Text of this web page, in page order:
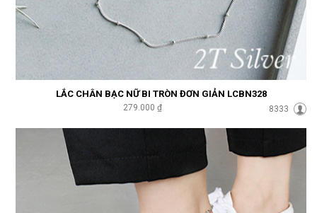
LẮC CHÂN BẠC NỮ BI TRÒN ĐƠN GIẢN LCBN328
279.000 ₫ 8333